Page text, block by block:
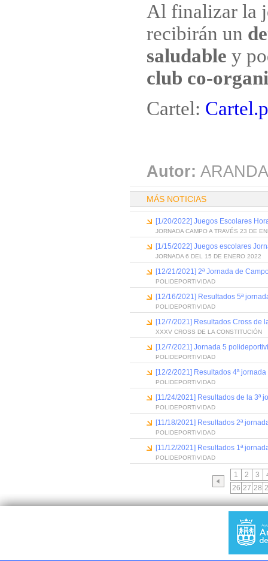
Al finalizar la
recibirán un
saludable y
club co-
Cartel:
Autor:
MÁS NOTICIAS
[1/20/2022] Juegos Escolares
JORNADA CAMPO A TRAVÉS 23 DE
[1/15/2022] Juegos escolares
JORNADA 6 DEL 15 DE ENERO 2022
[12/21/2021] 2ª Jornada de
POLIDEPORTIVIDAD
[12/16/2021] Resultados 5ª
POLIDEPORTIVIDAD
[12/7/2021] Resultados Cross de
XXXV CROSS DE LA CONSTITUCIÓN
[12/7/2021] Jornada 5
POLIDEPORTIVIDAD
[12/2/2021] Resultados 4ª jornada
POLIDEPORTIVIDAD
[11/24/2021] Resultados de la 3ª
POLIDEPORTIVIDAD
[11/18/2021] Resultados 2ª
POLIDEPORTIVIDAD
[11/12/2021] Resultados 1ª
POLIDEPORTIVIDAD
1 2 3
26 27 28